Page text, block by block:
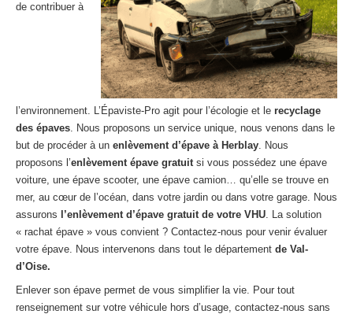
agréé VHU 77 : casse auto avec destruction
agréé VHU 78 : casse auto avec destruction
agréé VHU 91 : casse auto avec destruction
Centreagréé VHU 92 : casse auto avec destruction
Centreagréé VHU 93 : casse auto avec destruction
Centreagréé VHU 94 : casse auto avec destruction
Centreagréé VHU 95 : casse auto avec destruction
DOCUMENTS À JOINDRE
CONTACT
de contribuer à
l’environnement. L’Épaviste-Pro agit pour l’écologie et le recyclage
des épaves. Nous proposons un service unique, nous venons dans le
but de procéder à un enlèvement d’épave à Herblay. Nous
proposons l’enlèvement épave gratuit si vous possédez une épave
voiture, une épave scooter, une épave camion… qu’elle se trouve en
mer, au cœur de l’océan, dans votre jardin ou dans votre garage. Nous
assurons
l’enlèvement d’épave gratuit de votre VHU. La solution
« rachat épave » vous convient ? Contactez-nous pour venir évaluer
votre épave. Nous intervenons dans tout le département de Val-
d’Oise.
Enlever son épave permet de vous simplifier la vie. Pour tout
renseignement sur votre véhicule hors d’usage, contactez-nous sans